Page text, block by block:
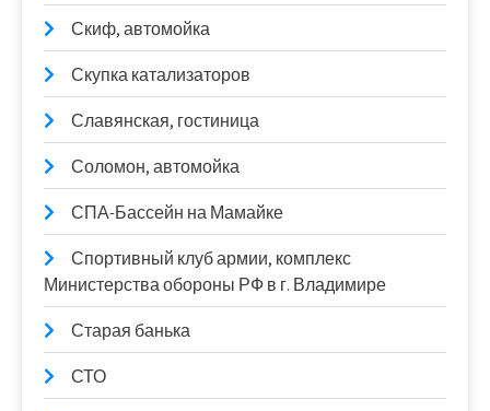
Скиф, автомойка
Скупка катализаторов
Славянская, гостиница
Соломон, автомойка
СПА-Бассейн на Мамайке
Спортивный клуб армии, комплекс
Министерства обороны РФ в г. Владимире
Старая банька
СТО